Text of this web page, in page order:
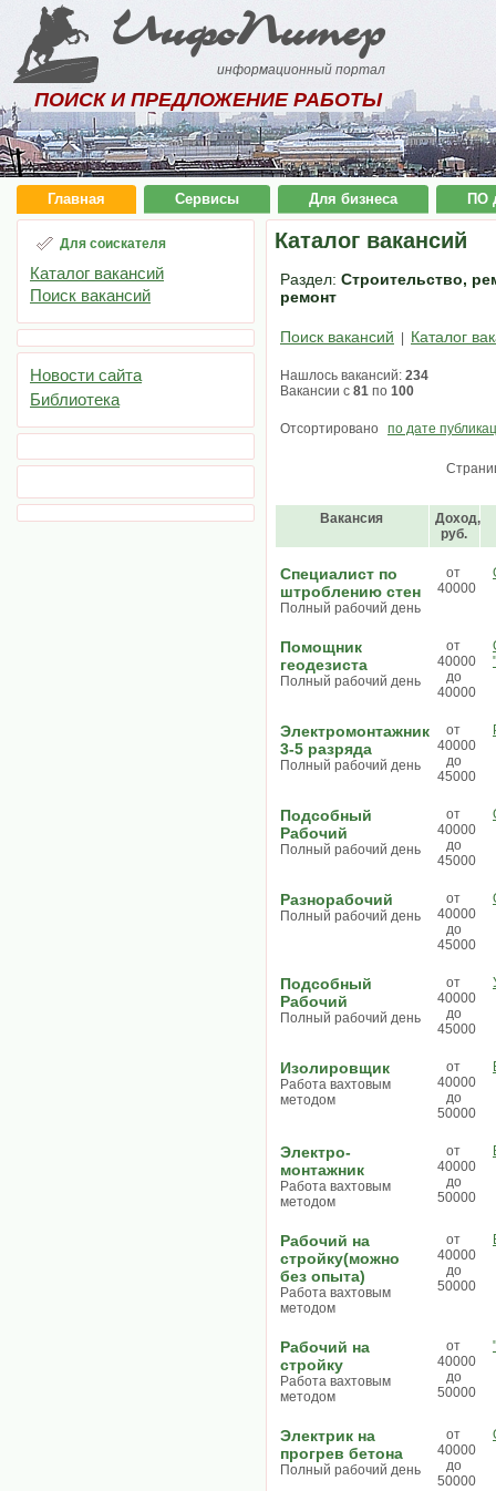
ИнфоПитер
информационный портал
ПОИСК И ПРЕДЛОЖЕНИЕ РАБОТЫ
Главная Сервисы Для бизнеса ПО
Для соискателя
Каталог вакансий
Поиск вакансий
Новости сайта
Библиотека
Каталог вакансий
Раздел: Строительство,
ремонт
Поиск вакансий Каталог
Нашлось вакансий: 234
Вакансии с 81 по 100
Отсортировано по дате
Вакансия
Доход,
руб.
Специалист по
штроблению стен
Полный рабочий день
от
40000
Помощник
геодезиста
Полный рабочий день
от
40000
до
40000
Электромонтажник
3-5 разряда
Полный рабочий день
от
40000
до
45000
Подсобный
Рабочий
Полный рабочий день
от
40000
до
45000
Разнорабочий
Полный рабочий день
от
40000
до
45000
Подсобный
Рабочий
Полный рабочий день
от
40000
до
45000
Изолировщик
Работа вахтовым
методом
от
40000
до
50000
Электро-
монтажник
Работа вахтовым
методом
от
40000
до
50000
Рабочий на
стройку(можно
без опыта)
Работа вахтовым
методом
от
40000
до
50000
Рабочий на
стройку
Работа вахтовым
методом
от
40000
до
50000
Электрик на
прогрев бетона
Полный рабочий день
от
40000
до
50000